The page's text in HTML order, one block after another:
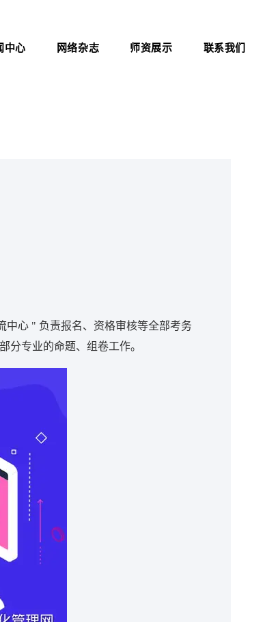
中心 网络杂志 师资展示 联系我们
中心 " 负责报名、资格审核等全部考务
分专业的命题、组卷工作。